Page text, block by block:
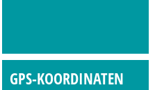
GPS-KOORDINATEN